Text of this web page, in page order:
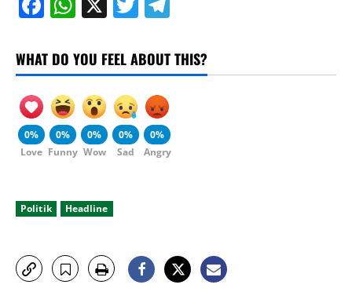
WHAT DO YOU FEEL ABOUT THIS?
0%
Love
0%
Funny
0%
Wow
0%
Sad
0%
Angry
Politik Headline